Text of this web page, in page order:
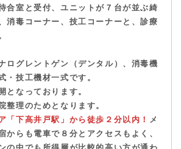
合室と受付、ユニットが７台が並ぶ綺
消毒コーナー、技工コーナーと、診療
ログレントゲン（デンタル）、消毒機
・技工機材一式です。
となっております。
理のためとなります。
「下高井戸駅」から徒歩２分以内！
メ
からも電車で８分とアクセスもよく 、
の中でも所得層が比較的高い方が通わ